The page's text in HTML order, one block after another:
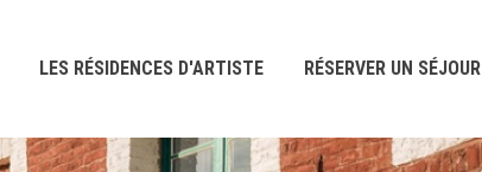
LES RÉSIDENCES D'ARTISTE RÉSERVER UN SÉJOUR